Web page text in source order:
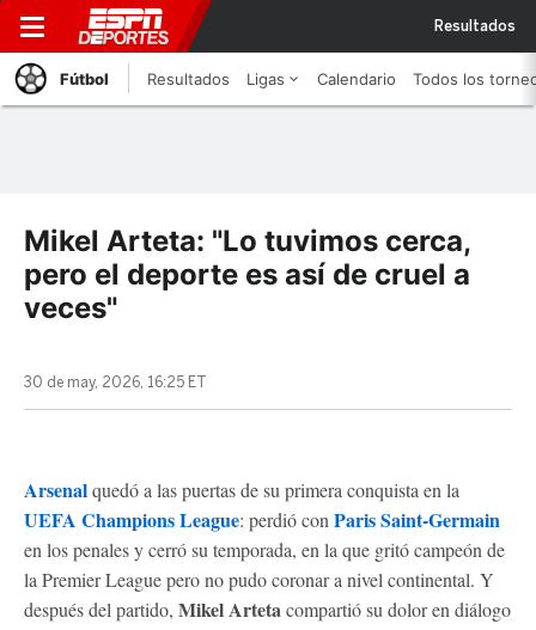
Resultados
Fútbol Resultados Ligas Calendario Todos los
Mikel Arteta: "Lo tuvimos cerca,
pero el deporte es así de cruel a
veces"
30 de may, 2026, 16:25 ET
Arsenalquedó a las puertas de su primera conquista en la
UEFA Champions League: perdió con Paris Saint-Germain
en los penales y cerró su temporada, en la que gritó campeón de
la Premier League pero no pudo coronar a nivel continental. Y
después del partido, Mikel Artetacompartió su dolor en diálogo